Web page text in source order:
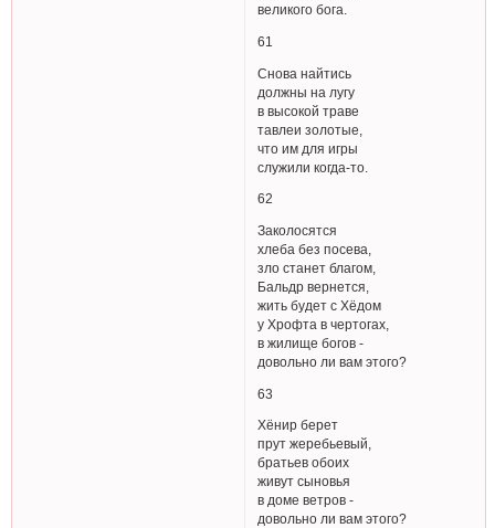
великого бога.
61
Снова найтись
должны на лугу
в высокой траве
тавлеи золотые,
что им для игры
служили когда-то.
62
Заколосятся
хлеба без посева,
зло станет благом,
Бальдр вернется,
жить будет с Хёдом
у Хрофта в чертогах,
в жилище богов -
довольно ли вам этого?
63
Хёнир берет
прут жеребьевый,
братьев обоих
живут сыновья
в доме ветров -
довольно ли вам этого?